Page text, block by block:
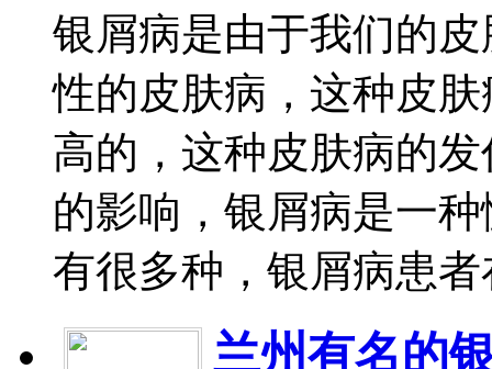
银屑病是由于我们的
性的皮肤病，这种皮
高的，这种皮肤病的
的影响，银屑病是一
有很多种，银屑病患者
兰州有名的